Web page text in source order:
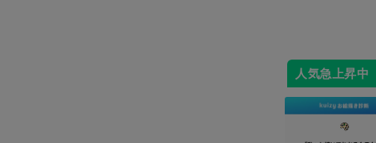
人気急上昇中